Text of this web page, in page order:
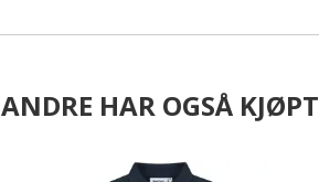
ANDRE HAR OGSÅ KJØPT